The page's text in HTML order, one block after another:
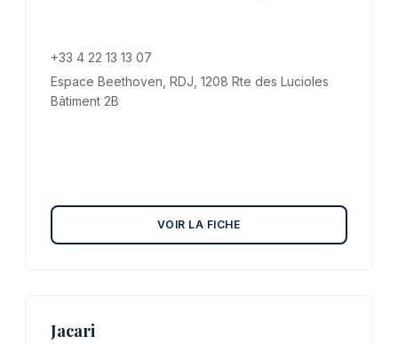
+33 4 22 13 13 07
Espace Beethoven, RDJ, 1208 Rte des Lucioles
Bâtiment 2B
VOIR LA FICHE
Jacari